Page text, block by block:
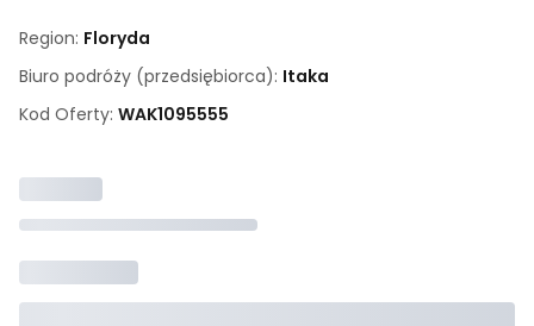
Region: Floryda
Biuro podróży (przedsiębiorca): Itaka
Kod Oferty: WAK1095555